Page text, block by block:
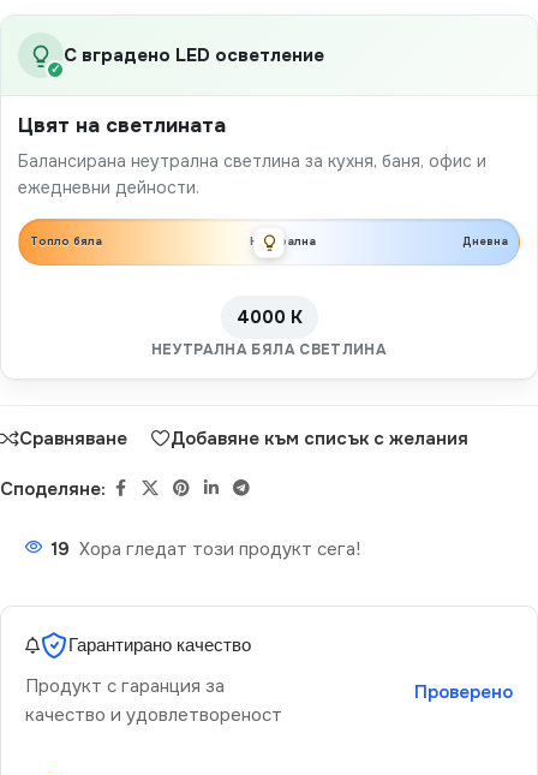
✓
С вградено LED осветление
Цвят на светлината
Балансирана неутрална светлина за кухня, баня, офис и
ежедневни дейности.
Топло бяла Неутрална Дневна
4000 K
НЕУТРАЛНА БЯЛА СВЕТЛИНА
Сравняване Добавяне към списък с желания
Споделяне:
19 Хора гледат този продукт сега!
Гарантирано качество
Продукт с гаранция за
качество и удовлетвореност
Проверено